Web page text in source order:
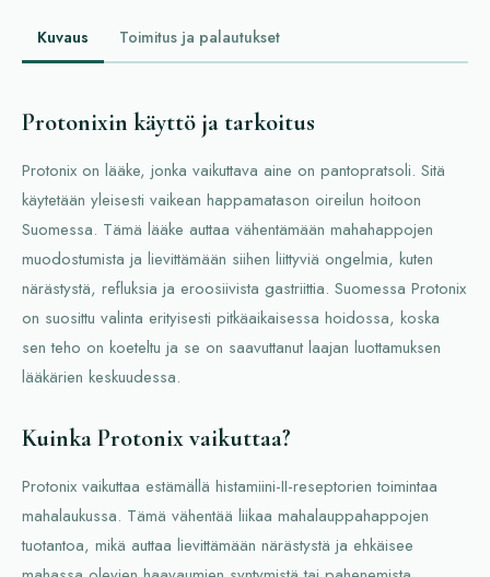
Kuvaus Toimitus ja palautukset
Protonixin käyttö ja tarkoitus
Protonix on lääke, jonka vaikuttava aine on pantopratsoli. Sitä
käytetään yleisesti vaikean happamatason oireilun hoitoon
Suomessa. Tämä lääke auttaa vähentämään mahahappojen
muodostumista ja lievittämään siihen liittyviä ongelmia, kuten
närästystä, refluksia ja eroosiivista gastriittia. Suomessa Protonix
on suosittu valinta erityisesti pitkäaikaisessa hoidossa, koska
sen teho on koeteltu ja se on saavuttanut laajan luottamuksen
lääkärien keskuudessa.
Kuinka Protonix vaikuttaa?
Protonix vaikuttaa estämällä histamiini-II-reseptorien toimintaa
mahalaukussa. Tämä vähentää liikaa mahalauppahappojen
tuotantoa, mikä auttaa lievittämään närästystä ja ehkäisee